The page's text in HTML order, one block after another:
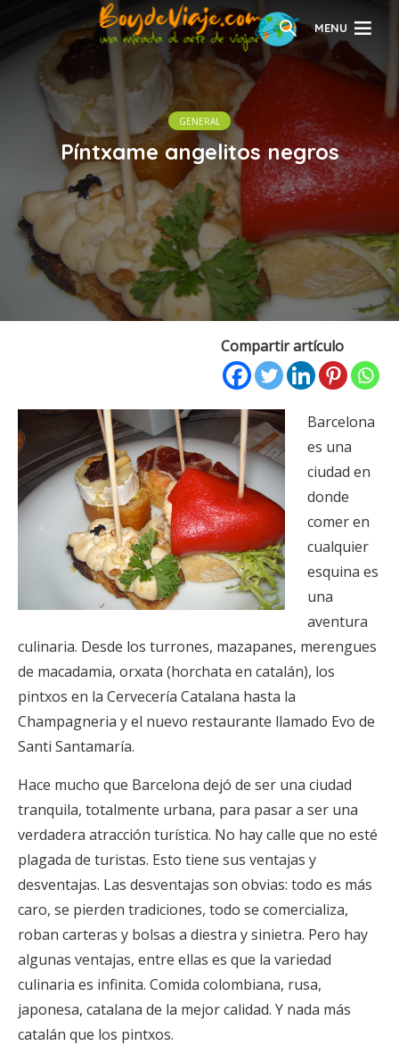
MENU
GENERAL
Píntxame angelitos negros
Compartir artículo
Barcelona
es una
ciudad en
donde
comer en
cualquier
esquina es
una
aventura
culinaria. Desde los turrones, mazapanes, merengues
de macadamia, orxata (horchata en catalán), los
pintxos en la Cervecería Catalana hasta la
Champagneria y el nuevo restaurante llamado Evo de
Santi Santamaría.
Hace mucho que Barcelona dejó de ser una ciudad
tranquila, totalmente urbana, para pasar a ser una
verdadera atracción turística. No hay calle que no esté
plagada de turistas. Esto tiene sus ventajas y
desventajas. Las desventajas son obvias: todo es más
caro, se pierden tradiciones, todo se comercializa,
roban carteras y bolsas a diestra y sinietra. Pero hay
algunas ventajas, entre ellas es que la variedad
culinaria es infinita. Comida colombiana, rusa,
japonesa, catalana de la mejor calidad. Y nada más
catalán que los pintxos.